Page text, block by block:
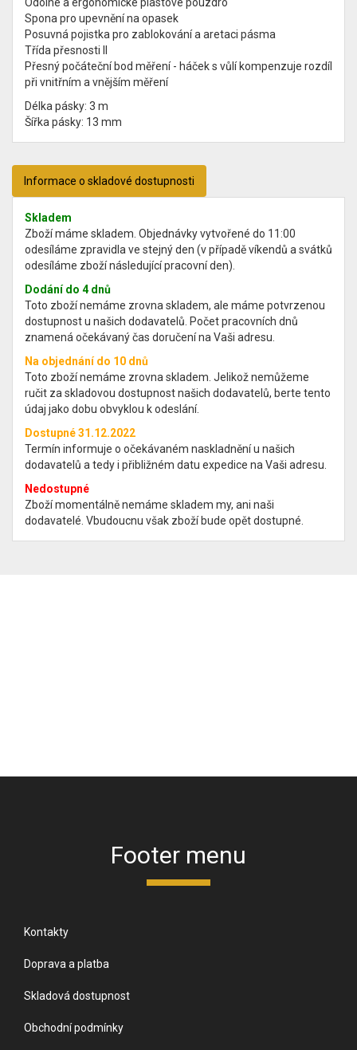
Spona pro upevnění na opasek
Posuvná pojistka pro zablokování a aretaci pásma
Třída přesnosti II
Přesný počáteční bod měření - háček s vůlí kompenzuje rozdíl
při vnitřním a vnějším měření
Délka pásky: 3 m
Šířka pásky: 13 mm
Informace o skladové dostupnosti
Skladem
Zboží máme skladem. Objednávky vytvořené do 11:00
odesíláme zpravidla ve stejný den (v případě víkendů a svátků
odesíláme zboží následující pracovní den).
Dodání do 4 dnů
Toto zboží nemáme zrovna skladem, ale máme potvrzenou
dostupnost u našich dodavatelů. Počet pracovních dnů
znamená očekávaný čas doručení na Vaši adresu.
Na objednání do 10 dnů
Toto zboží nemáme zrovna skladem. Jelikož nemůžeme
ručit za skladovou dostupnost našich dodavatelů, berte tento
údaj jako dobu obvyklou k odeslání.
Dostupné 31.12.2022
Termín informuje o očekávaném naskladnění u našich
dodavatelů a tedy i přibližném datu expedice na Vaši adresu.
Nedostupné
Zboží momentálně nemáme skladem my, ani naši
dodavatelé. Vbudoucnu však zboží bude opět dostupné.
Footer menu
Kontakty
Doprava a platba
Skladová dostupnost
Obchodní podmínky